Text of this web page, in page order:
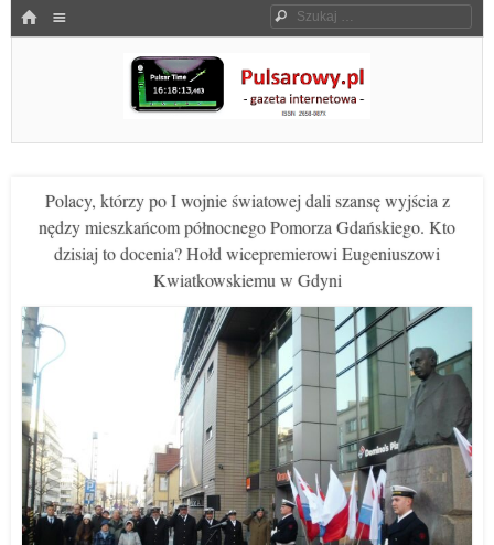
HOME Szukaj
Pulsarowy.pl
Polacy, którzy po I wojnie światowej dali szansę wyjścia z
nędzy mieszkańcom północnego Pomorza Gdańskiego. Kto
dzisiaj to docenia? Hołd wicepremierowi Eugeniuszowi
Kwiatkowskiemu w Gdyni